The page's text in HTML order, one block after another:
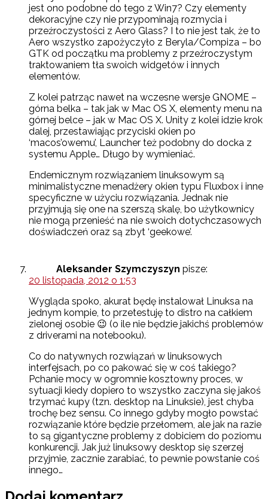
jest ono podobne do tego z Win7? Czy elementy
dekoracyjne czy nie przypominają rozmycia i
przeźroczystości z Aero Glass? I to nie jest tak, że to
Aero wszystko zapożyczyło z Beryla/Compiza – bo
GTK od początku ma problemy z przeźroczystym
traktowaniem tła swoich widgetów i innych
elementów.
Z kolei patrząc nawet na wczesne wersje GNOME –
górna belka – tak jak w Mac OS X, elementy menu na
górnej belce – jak w Mac OS X. Unity z kolei idzie krok
dalej, przestawiając przyciski okien po
‘macos’owemu’, Launcher też podobny do docka z
systemu Apple… Długo by wymieniać.
Endemicznym rozwiązaniem linuksowym są
minimalistyczne menadżery okien typu Fluxbox i inne
specyficzne w użyciu rozwiązania. Jednak nie
przyjmują się one na szerszą skalę, bo użytkownicy
nie mogą przenieść na nie swoich dotychczasowych
doświadczeń oraz są zbyt ‘geekowe’.
Aleksander Szymczyszyn pisze:
20 listopada, 2012 o 1:53
Wygląda spoko, akurat będę instalował Linuksa na
jednym kompie, to przetestuję to distro na całkiem
zielonej osobie 😉 (o ile nie będzie jakichś problemów
z driverami na notebooku).
Co do natywnych rozwiązań w linuksowych
interfejsach, po co pakować się w coś takiego?
Pchanie mocy w ogromnie kosztowny proces, w
sytuacji kiedy dopiero to wszystko zaczyna się jakoś
trzymać kupy (tzn. desktop na Linuksie), jest chyba
trochę bez sensu. Co innego gdyby mogło powstać
rozwiązanie które będzie przełomem, ale jak na razie
to są gigantyczne problemy z dobiciem do poziomu
konkurencji. Jak już linuksowy desktop się szerzej
przyjmie, zacznie zarabiać, to pewnie powstanie coś
innego…